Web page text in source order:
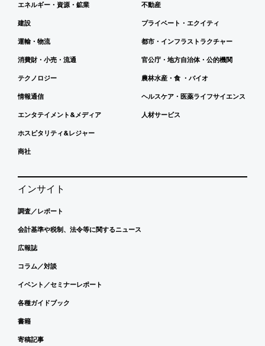
エネルギー・資源・鉱業
建設
運輸・物流
消費財・小売・流通
テクノロジー
情報通信
エンタテイメント&メディア
ホスピタリティ&レジャー
商社
不動産
プライベート・エクイティ
都市・インフラストラクチャー
官公庁・地方自治体・公的機関
農林水産・食 ・バイオ
ヘルスケア・医薬ライフサイエンス
人材サービス
インサイト
調査／レポート
会計基準や税制、法令等に関するニュース
広報誌
コラム／対談
イベント／セミナーレポート
各種ガイドブック
書籍
寄稿記事